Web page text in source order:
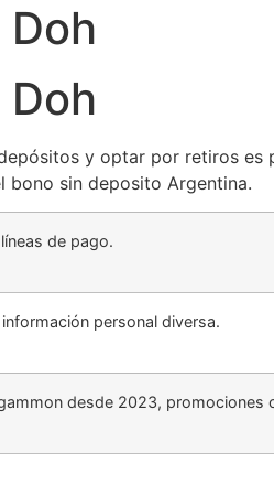
y optar por retiros es
bono sin deposito Argentina.
de pago.
personal diversa.
desde 2023, promociones